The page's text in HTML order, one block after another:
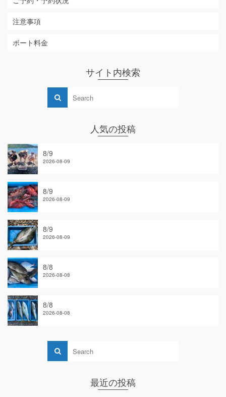
注意事項
ボート料金
サイト内検索
人気の投稿
8/9
2026-08-09
8/9
2026-08-09
8/9
2026-08-09
8/8
2026-08-08
8/8
2026-08-08
最近の投稿